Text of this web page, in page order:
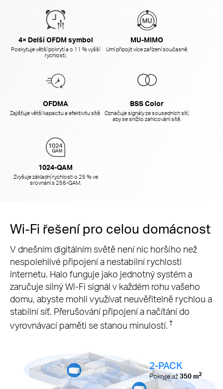
4× Delší OFDM symbol
Poskytuje větší pokrytí a o 11 % vyšší
rychlosti.
MU-MIMO
Umí připojit více zařízení současně.
OFDMA
Zajišťuje větší kapacitu a efektivitu sítě.
BSS Color
Označuje signály ze sousedních sítí,
aby se snížilo zahlcování sítě.
1024-QAM
Zvyšuje základní rychlosti o 25 % ve
srovnání s 256-QAM.
Wi-Fi řešení pro celou domácnost
V dnešním digitálním světě není nic horšího než
nespolehlivé připojení a nestabilní rychlosti
internetu. Halo funguje jako jednotný systém a
zaručuje silný Wi-Fi signál v každém rohu vašeho
domu, abyste mohli využívat neuvěřitelně rychlou a
stabilní síť. Přerušování připojení a načítání do
vyrovnávací paměti se stanou minulostí. †
2-PACK
Pokryje až350m2